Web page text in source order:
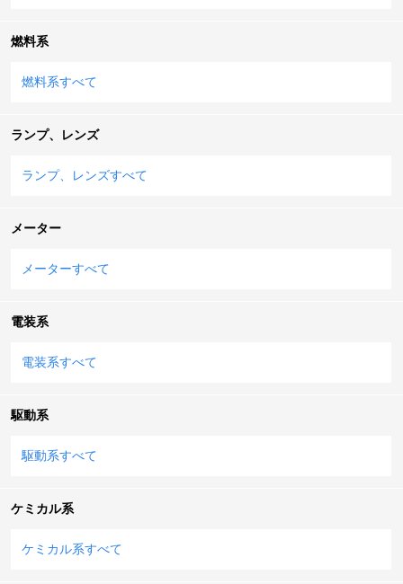
燃料系
燃料系すべて
ランプ、レンズ
ランプ、レンズすべて
メーター
メーターすべて
電装系
電装系すべて
駆動系
駆動系すべて
ケミカル系
ケミカル系すべて